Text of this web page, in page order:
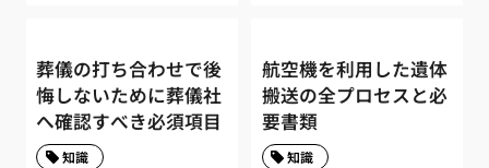
葬儀の打ち合わせで後
悔しないために葬儀社
へ確認すべき必須項目
知識
航空機を利用した遺体
搬送の全プロセスと必
要書類
知識